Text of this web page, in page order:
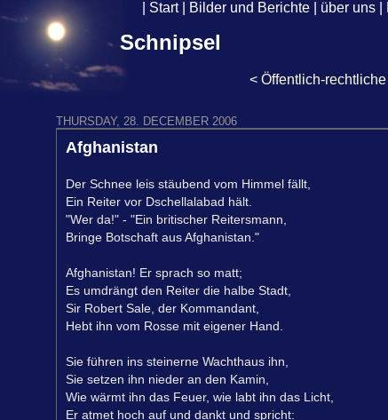
Start| Bilder und Berichte über uns
Schnipsel
< Öffentlich-
THURSDAY, 28. DECEMBER 2006
Afghanistan
Der Schnee leis stäubend vom Himmel fällt,
Ein Reiter vor Dschellalabad hält.
"Wer da!" - "Ein britischer Reitersmann,
Bringe Botschaft aus Afghanistan."
Afghanistan! Er sprach so matt;
Es umdrängt den Reiter die halbe Stadt,
Sir Robert Sale, der Kommandant,
Hebt ihn vom Rosse mit eigener Hand.
Sie führen ins steinerne Wachthaus ihn,
Sie setzen ihn nieder an den Kamin,
Wie wärmt ihn das Feuer, wie labt ihn das Licht,
Er atmet hoch auf und dankt und spricht: